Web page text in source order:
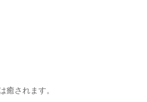
癒されます。